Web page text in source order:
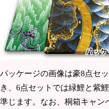
パッケージの画像は豪8点セ
き、6点セットでは緑鯉と紫
準じます。なお、桐箱キャン